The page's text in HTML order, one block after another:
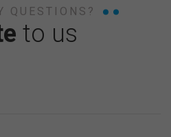
QUESTIONS?
to us